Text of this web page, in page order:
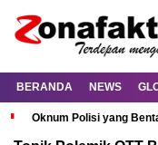
BERANDA NEWS
Oknum Polisi yang